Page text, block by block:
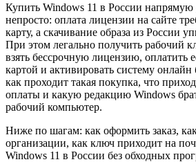
Купить Windows 11 в России напрямую
непросто: оплата лицензии на сайте
карту, а скачивание образа из России
При этом легально получить рабочий
взять бессрочную лицензию, оплатить
картой и активировать систему онлайн
как проходит такая покупка, что
оплаты и какую редакцию Windows
рабочий компьютер.
Ниже по шагам: как оформить заказ,
организации, как ключ приходит на
Windows 11 в России без обходных